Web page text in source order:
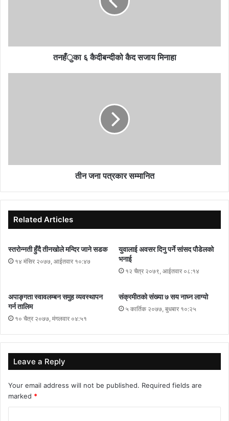
तनहँुका ६ कैदीबन्दीको कैद सजाय मिनाहा
तीन जना पत्रकार सम्मानित
Related Articles
स्तरोन्नती हुँदै तीनखोले मन्दिर जाने सडक
१४ मंसिर २०७७, आईतवार १०:४७
युवालाई अवसर दिनु पर्ने सांसद पौडेलको
भनाई
१२ चैत्र २०७९, आईतवार ०८:१४
अपाङ्गता स्वावलम्बन समुह व्यवस्थापन
गर्न तालिम
१० चैत्र २०७७, मंगलवार ०४:५१
संक्रमीतको संख्या ७ सय नाघ्न लाग्यो
५ कार्तिक २०७७, बुधबार १०:२५
Leave a Reply
Your email address will not be published. Required fields are
marked *